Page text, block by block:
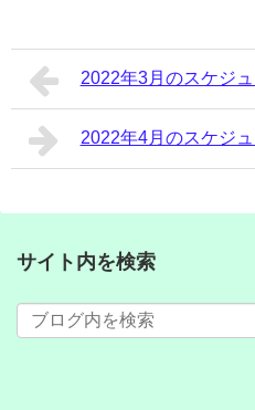
2022年3月のスケジ
2022年4月のスケジ
サイト内を検索